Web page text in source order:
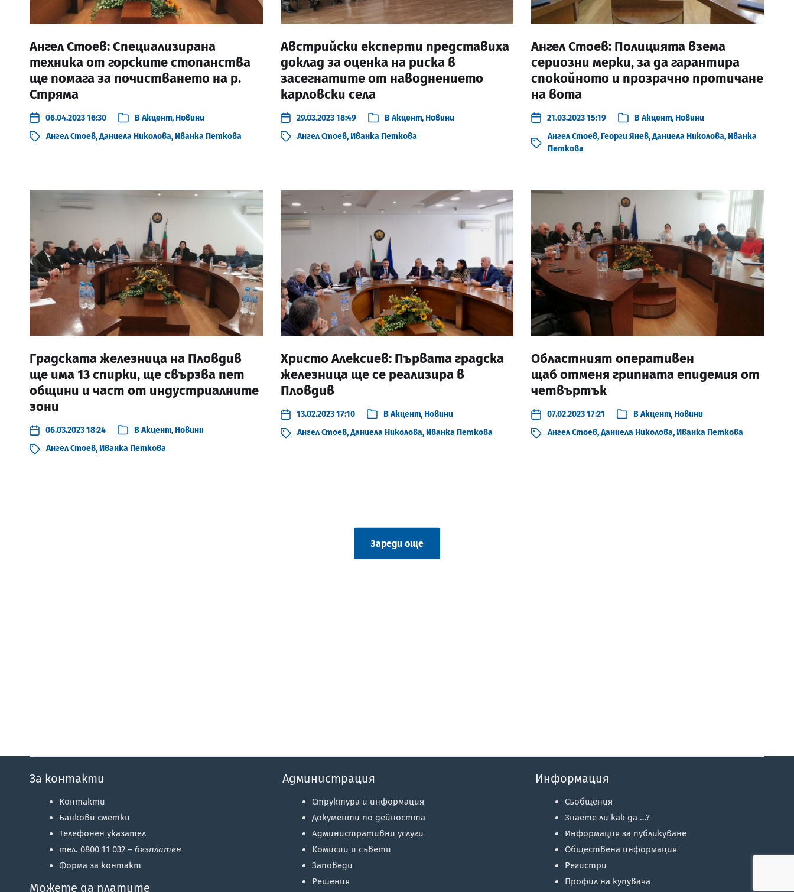
Ангел Стоев: Специализирана
техника от горските стопанства
ще помага за почистването на р.
Стряма
06.04.2023 16:30 ВАкцент,Новини
Ангел Стоев,Даниела Николова,Иванка Петкова
Австрийски експерти представиха
доклад за оценка на риска в
засегнатите от наводнението
карловски села
29.03.2023 18:49 ВАкцент,Новини
Ангел Стоев,Иванка Петкова
Ангел Стоев: Полицията взема
сериозни мерки, за да гарантира
спокойното и прозрачно протичане
на вота
21.03.2023 15:19 ВАкцент,Новини
Ангел Стоев,Георги Янев,Даниела Николова,Иванка
Петкова
Градската железница на Пловдив
ще има 13 спирки, ще свързва пет
общини и част от индустриалните
зони
06.03.2023 18:24 ВАкцент,Новини
Ангел Стоев,Иванка Петкова
Христо Алексиев: Първата градска
железница ще се реализира в
Пловдив
13.02.2023 17:10 ВАкцент,Новини
Ангел Стоев,Даниела Николова,Иванка Петкова
Областният оперативен
щаб отменя грипната епидемия от
четвъртък
07.02.2023 17:21 ВАкцент,Новини
Ангел Стоев,Даниела Николова,Иванка Петкова
Зареди още
За контакти
Контакти
Банкови сметки
Телефонен указател
тел. 0800 11 032 – безплатен
Форма за контакт
Можете да платите
Администрация
Структура и информация
Документи по дейността
Административни услуги
Комисии и съвети
Заповеди
Решения
Информация
Съобщения
Знаете ли как да …?
Информация за публикуване
Обществена информация
Регистри
Профил на купувача